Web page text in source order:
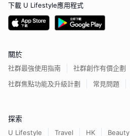
下載 U Lifestyle應用程式
關於
社群最強使用指南
社群創作有價企劃
社群焦點功能及升級計劃
常見問題
探索
U Lifestyle Travel HK Beauty